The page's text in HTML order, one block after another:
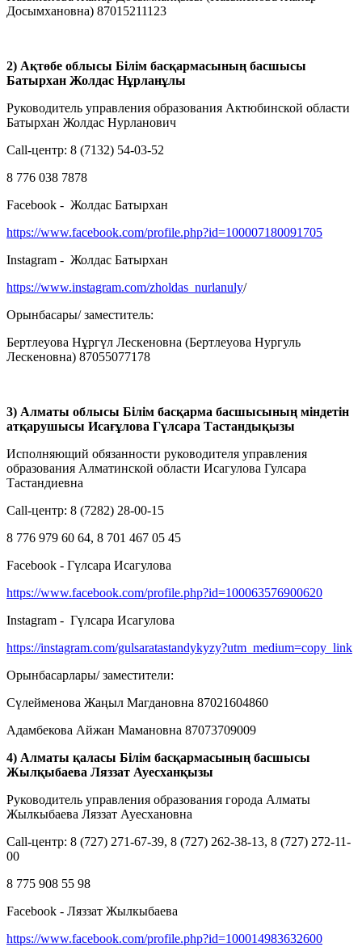
Досымхановна) 87015211123
2) Ақтөбе облысы Білім басқармасының басшысы
Батырхан Жолдас Нұрланұлы
Руководитель управления образования Актюбинской области
Батырхан Жолдас Нурланович
Call-центр: 8 (7132) 54-03-52
8 776 038 7878
Facebook - Жолдас Батырхан
https://www.facebook.com/profile.php?id=100007180091705
Instagram - Жолдас Батырхан
https://www.instagram.com/zholdas_nurlanuly/
Орынбасары/ заместитель:
Бертлеуова Нұргүл Лескеновна (Бертлеуова Нургуль
Лескеновна) 87055077178
3) Алматы облысы Білім басқарма басшысының міндетін
атқарушысы Исағұлова Гүлсара Тастандықызы
Исполняющий обязанности руководителя управления
образования Алматинской области Исагулова Гулсара
Тастандиевна
Call-центр: 8 (7282) 28-00-15
8 776 979 60 64, 8 701 467 05 45
Facebook - Гүлсара Исагулова
https://www.facebook.com/profile.php?id=100063576900620
Instagram - Гүлсара Исагулова
https://instagram.com/gulsaratastandykyzy?utm_medium=copy_link
Орынбасарлары/ заместители:
Сүлейменова Жаңыл Магдановна 87021604860
Адамбекова Айжан Мамановна 87073709009
4) Алматы қаласы Білім басқармасының басшысы
Жылқыбаева Ляззат Ауесханқызы
Руководитель управления образования города Алматы
Жылкыбаева Ляззат Ауесхановна
Call-центр: 8 (727) 271-67-39, 8 (727) 262-38-13, 8 (727) 272-11-
00
8 775 908 55 98
Facebook - Ляззат Жылкыбаева
https://www.facebook.com/profile.php?id=100014983632600